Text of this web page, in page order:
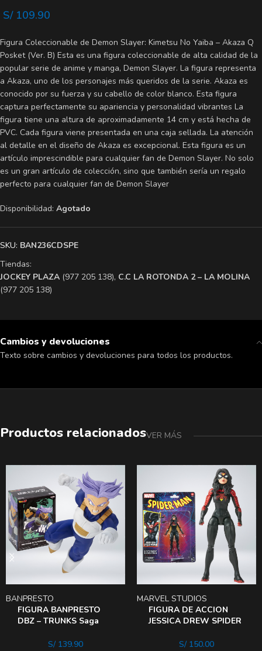
S/109.90
Figura Coleccionable de Demon Slayer: Kimetsu No Yaiba – Akaza Q
Posket (Ver. B) Esta es una figura coleccionable de alta calidad de la
popular serie de anime y manga, Demon Slayer. La figura representa
a Akaza, uno de los personajes más queridos de la serie. Akaza es
conocido por su fuerza y su cabello de color blanco. Esta figura
captura perfectamente su apariencia y personalidad vibrantes La
figura tiene una altura de aproximadamente 14 cm y está hecha de
PVC. Cada figura viene presentada en una caja sellada. La atención
al detalle en el diseño de Akaza es excepcional. Esta figura es un
artículo imprescindible para cualquier fan de Demon Slayer. No solo
es un gran artículo de colección, sino que también sería un regalo
perfecto para cualquier fan de Demon Slayer
Disponibilidad: Agotado
SKU: BAN236CDSPE
Tiendas:
​JOCKEY PLAZA (977 205 138), ​C.C LA ROTONDA 2 – LA MOLINA
(977 205 138)
Cambios y devoluciones
Texto sobre cambios y devoluciones para todos los productos.
Productos relacionadosVER MÁS
FIGURA BANPRESTO
DBZ – TRUNKS Saga
BANPRESTO
S/139.90
FIGURA DE ACCION
JESSICA DREW SPIDER
MARVEL STUDIOS
S/150.00